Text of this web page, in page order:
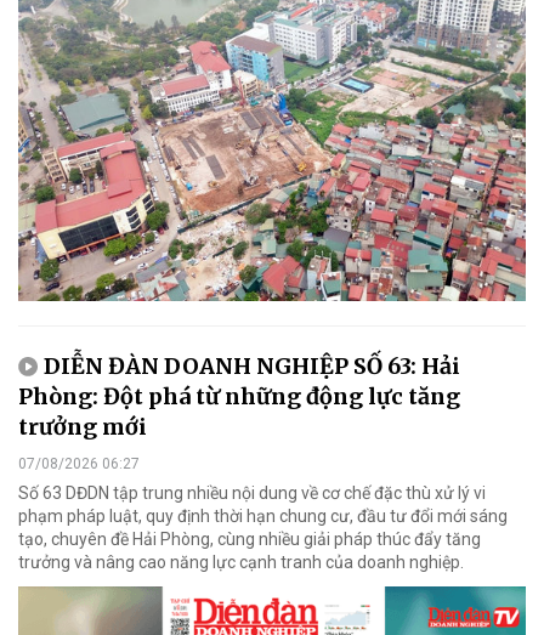
DIỄN ĐÀN DOANH NGHIỆP SỐ 63: Hải
Phòng: Đột phá từ những động lực tăng
trưởng mới
07/08/2026 06:27
Số 63 DĐDN tập trung nhiều nội dung về cơ chế đặc thù xử lý vi
phạm pháp luật, quy định thời hạn chung cư, đầu tư đổi mới sáng
tạo, chuyên đề Hải Phòng, cùng nhiều giải pháp thúc đẩy tăng
trưởng và nâng cao năng lực cạnh tranh của doanh nghiệp.